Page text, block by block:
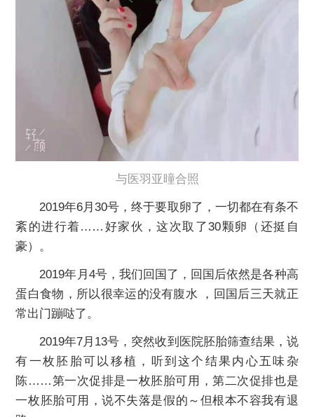
与医羽亚曈合照
2019年6月30号，终于要取卵了，一切都在有条不
紊的进行着……好家伙，这次取了30颗卵（还挺自
豪）。
2019年月4号，我们回国了，回国后依然是各种高
蛋白食物，所以很幸运的没有腹水 ，回国后三天就正
常出门蹦哒了。
2019年7月13号，突然收到医院胚胎筛查结果，说
有一枚胚胎可以移植，听到这个结果内心五味杂
陈……第一次促排是一枚胚胎可用，第二次促排也是
一枚胚胎可用，说不失落是假的～但根本不容我有退